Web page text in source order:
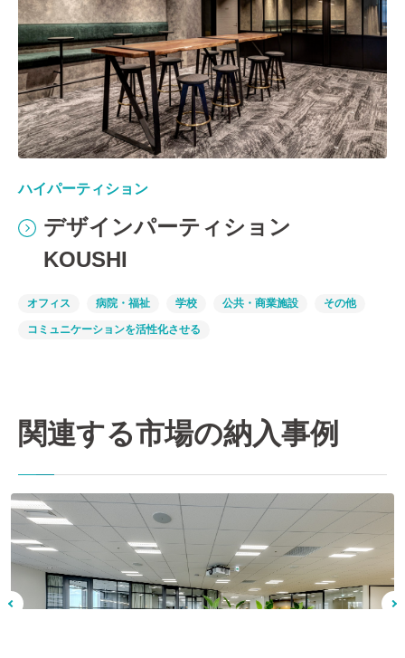
ハイパーティション
デザインパーティション
KOUSHI
オフィス 病院・福祉 学校 公共・商業施設 その他
コミュニケーションを活性化させる
関連する市場の納入事例